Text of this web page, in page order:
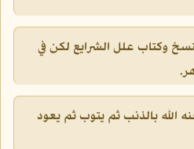
وكتاب علل الشرايع لكن في
الله بالذنب ثم يتوب ثم يعود